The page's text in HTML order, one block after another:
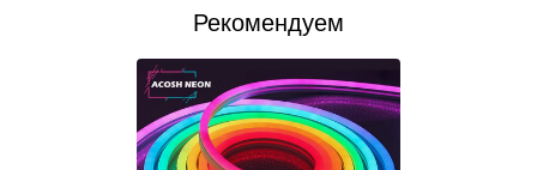
Рекомендуем